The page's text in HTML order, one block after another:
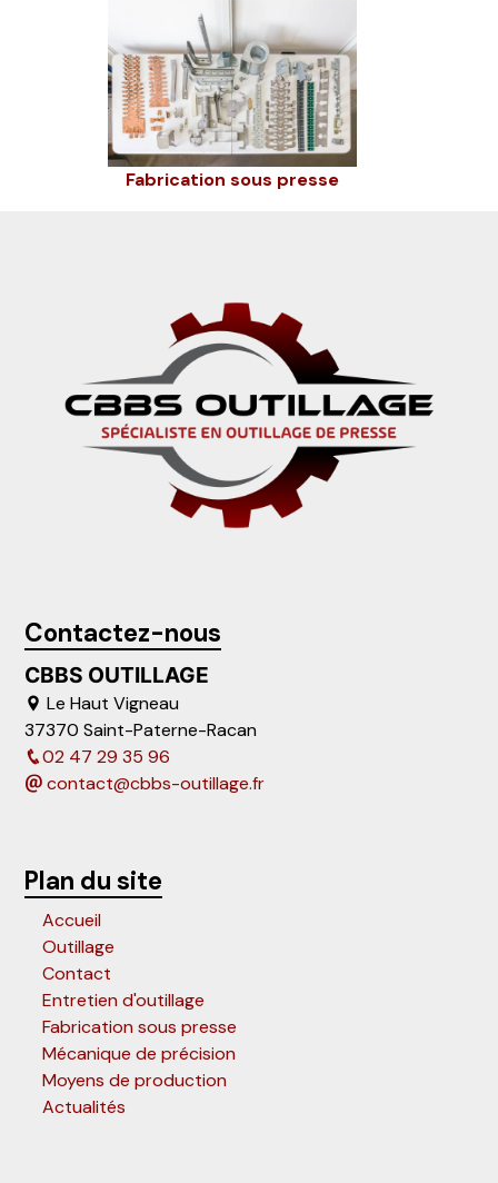
Fabrication sous presse
Contactez-nous
CBBS OUTILLAGE
Le Haut Vigneau
37370 Saint-Paterne-Racan
02 47 29 35 96
contact@cbbs-outillage.fr
Plan du site
Accueil
Outillage
Contact
Entretien d'outillage
Fabrication sous presse
Mécanique de précision
Moyens de production
Actualités